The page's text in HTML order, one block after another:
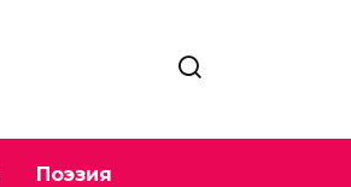
Поэзия